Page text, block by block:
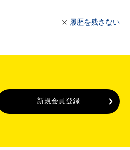
履歴を残さない
新規会員登録